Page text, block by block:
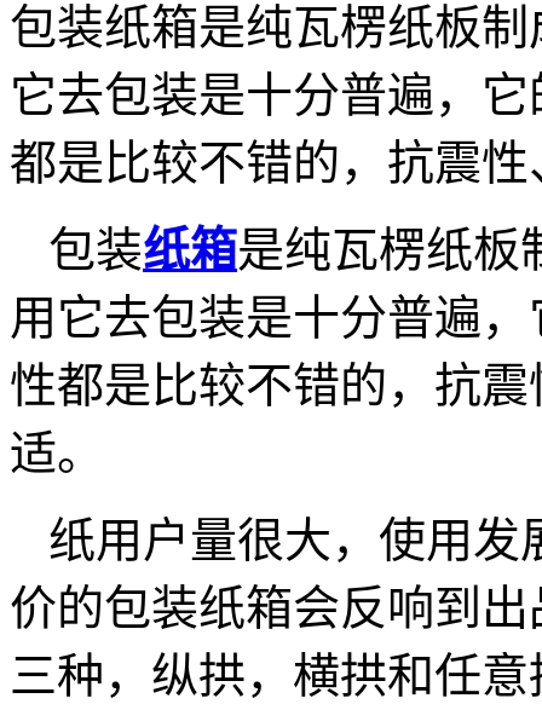
包装纸箱是纯瓦楞纸板
它去包装是十分普遍，
都是比较不错的，抗震
包装纸箱是纯瓦楞纸板
用它去包装是十分普遍
性都是比较不错的，抗
适。
纸用户量很大，使用发
价的包装纸箱会反响到
三种，纵拱，横拱和任